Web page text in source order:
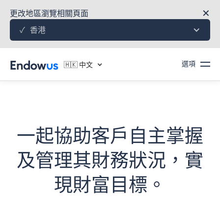
更改地區瀏覽相關頁面 ✕
✓ 香港
🇭🇰 中文 選項
一起協助客戶自主掌握
及管理其財務狀況，實
現財富目標。